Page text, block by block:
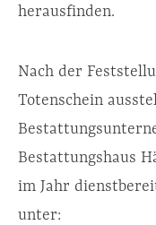
herausfinden.
Nach der
Totenschein
Bestattungshaus
im Jahr
unter: